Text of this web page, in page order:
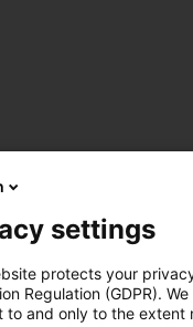
settings
protects your
Regulation (GDPR).
to and only to the extent